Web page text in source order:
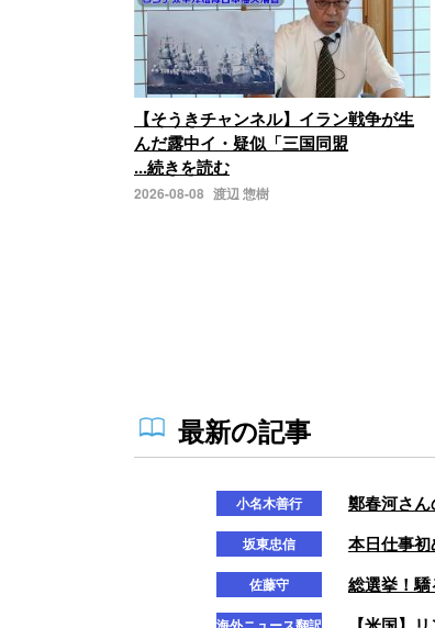
【そうきチャンネル】イラン戦争が生
んだ露中イ・疑似「三国同盟
...続きを読む
2026-08-08 渡辺 惣樹
最新の記事